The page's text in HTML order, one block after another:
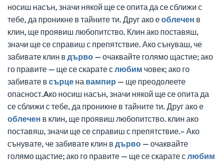
носиш насън, значи някой ще се опита да се сближи с
тебе, да проникне в тайните ти. Друг ако еоблечен в
клин, ще проявиш любопитство. Клин ако поставяш,
значи ще се справиш с препятствие. Ако сънуваш, че
забивате клин в дърво — очаквайте голямо щастие; ако
го правите — ще се скарате слюбим човек; ако го
забивате в сърце на вампир — ще преодолеете
опасност.Aко носиш насън, значи някой ще се опита да
се сближи с тебе, да проникне в тайните ти. Друг ако е
облечен в клин, ще проявиш любопитство. клин ако
поставяш, значи ще се справиш с препятствие.– Ако
сънувате, че забивате клин в дърво — очаквайте
голямо щастие; ако го правите — ще се скарате слюбим